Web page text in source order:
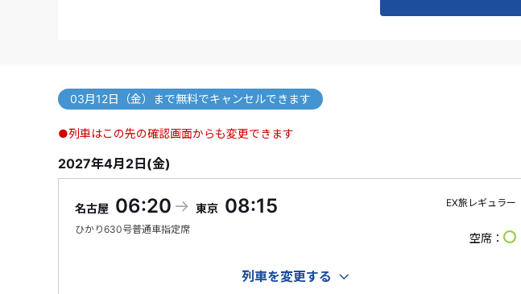
03月12日（金）まで無料でキャンセルできます
●列車はこの先の確認画面からも変更できます
2027年4月2日(金)
名古屋 06:20 東京 08:15
ひかり630号普通車指定席
EX旅レギュラー
空席
列車を変更する